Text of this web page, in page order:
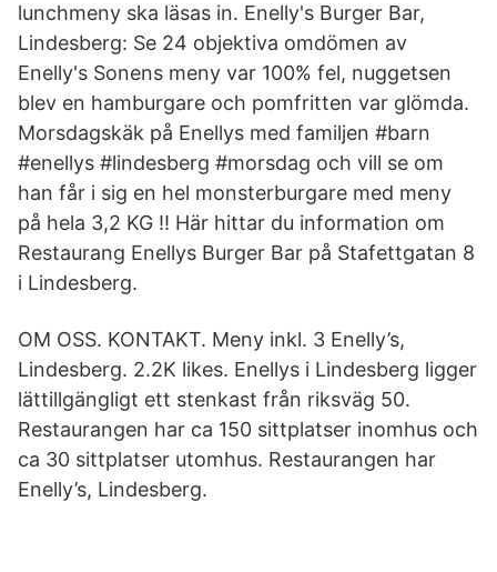
lunchmeny ska läsas in. Enelly's Burger Bar,
Lindesberg: Se 24 objektiva omdömen av
Enelly's Sonens meny var 100% fel, nuggetsen
blev en hamburgare och pomfritten var glömda.
Morsdagskäk på Enellys med familjen #barn
#enellys #lindesberg #morsdag och vill se om
han får i sig en hel monsterburgare med meny
på hela 3,2 KG !! Här hittar du information om
Restaurang Enellys Burger Bar på Stafettgatan 8
i Lindesberg.
OM OSS. KONTAKT. Meny inkl. 3 Enelly’s,
Lindesberg. 2.2K likes. Enellys i Lindesberg ligger
lättillgängligt ett stenkast från riksväg 50.
Restaurangen har ca 150 sittplatser inomhus och
ca 30 sittplatser utomhus. Restaurangen har
Enelly’s, Lindesberg.